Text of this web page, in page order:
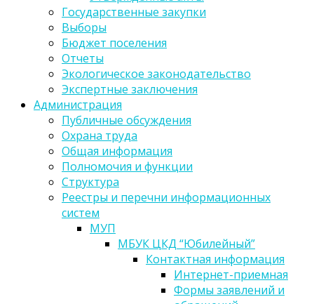
Государственные закупки
Выборы
Бюджет поселения
Отчеты
Экологическое законодательство
Экспертные заключения
Администрация
Публичные обсуждения
Охрана труда
Общая информация
Полномочия и функции
Структура
Реестры и перечни информационных
систем
МУП
МБУК ЦКД “Юбилейный”
Контактная информация
Интернет-приемная
Формы заявлений и